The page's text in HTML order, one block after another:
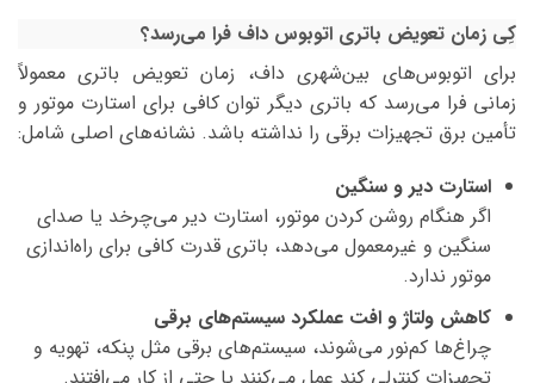
کِی زمان تعویض باتری اتوبوس داف فرا می‌رسد؟
برای اتوبوس‌های بین‌شهری داف، زمان تعویض باتری معمولاً
زمانی فرا می‌رسد که باتری دیگر توان کافی برای استارت موتور و
تأمین برق تجهیزات برقی را نداشته باشد. نشانه‌های اصلی شامل:
استارت دیر و سنگین
اگر هنگام روشن کردن موتور، استارت دیر می‌چرخد یا صدای
سنگین و غیرمعمول می‌دهد، باتری قدرت کافی برای راه‌اندازی
موتور ندارد.
کاهش ولتاژ و افت عملکرد سیستم‌های برقی
چراغ‌ها کم‌نور می‌شوند، سیستم‌های برقی مثل پنکه، تهویه و